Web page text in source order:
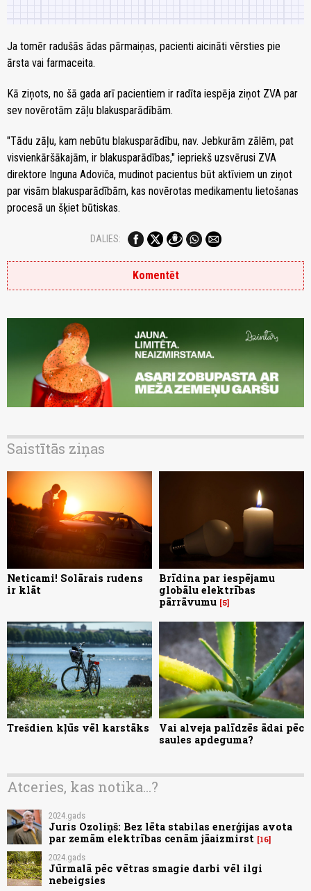
Ja tomēr radušās ādas pārmaiņas, pacienti aicināti vērsties pie
ārsta vai farmaceita.
Kā ziņots, no šā gada arī pacientiem ir radīta iespēja ziņot ZVA par
sev novērotām zāļu blakusparādībām.
"Tādu zāļu, kam nebūtu blakusparādību, nav. Jebkurām zālēm, pat
visvienkāršākajām, ir blakusparādības," iepriekš uzsvērusi ZVA
direktore Inguna Adoviča, mudinot pacientus būt aktīviem un ziņot
par visām blakusparādībām, kas novērotas medikamentu lietošanas
procesā un šķiet būtiskas.
DALIES:
Komentēt
Saistītās ziņas
Neticami! Solārais rudens
ir klāt
Brīdina par iespējamu
globālu elektrības
pārrāvumu 5
Trešdien kļūs vēl karstāks
Vai alveja palīdzēs ādai pēc
saules apdeguma?
Atceries, kas notika...?
2024.gads
Juris Ozoliņš: Bez lēta stabilas enerģijas avota
par zemām elektrības cenām jāaizmirst
16
2024.gads
Jūrmalā pēc vētras smagie darbi vēl ilgi
nebeigsies